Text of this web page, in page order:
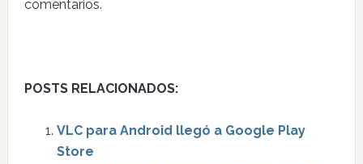
comentarios.
POSTS RELACIONADOS:
VLC para Android llegó a Google Play
Store